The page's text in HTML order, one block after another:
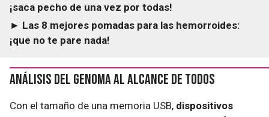
¡saca pecho de una vez por todas!
► Las 8 mejores pomadas para las hemorroides:
¡que no te pare nada!
Análisis del genoma al alcance de todos
Con el tamaño de una memoria USB, dispositivos